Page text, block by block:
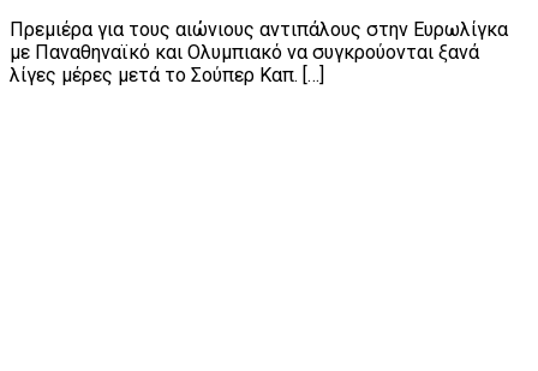
Πρεμιέρα για τους αιώνιους αντιπάλους στην Ευρωλίγκα
με Παναθηναϊκό και Ολυμπιακό να συγκρούονται ξανά
λίγες μέρες μετά το Σούπερ Καπ. […]